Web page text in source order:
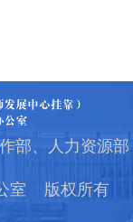
部、人力资源
版权所有